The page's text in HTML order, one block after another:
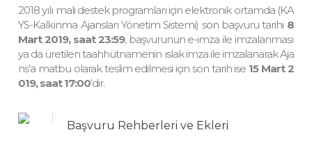
2018 yılı mali destek programları için elektronik ortamda (KA
YS-Kalkınma Ajansları Yönetim Sistemi) son başvuru tarihi 8
Mart 2019, saat 23:59, başvurunun e-imza ile imzalanması
ya da üretilen taahhütnamenin ıslak imza ile imzalanarak Aja
ns’a matbu olarak teslim edilmesi için son tarih ise 15 Mart 2
019, saat 17:00’dir.
Başvuru Rehberleri ve Ekleri